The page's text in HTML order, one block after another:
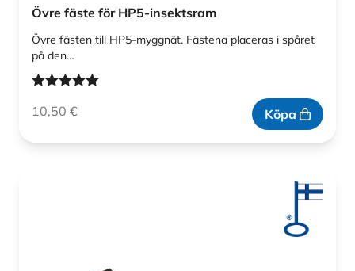
Övre fäste för HP5-insektsram
Övre fästen till HP5-myggnät. Fästena placeras i spåret
på den…
5.00av 5
10,50 € Köpa